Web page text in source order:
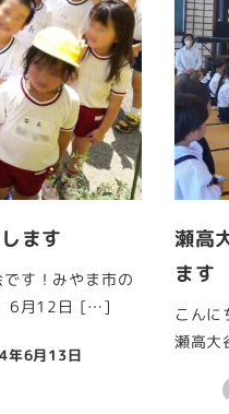
ます
す！みやま市の
6月12日 […]
年6月13日
瀬高
ます
こんに
瀬高